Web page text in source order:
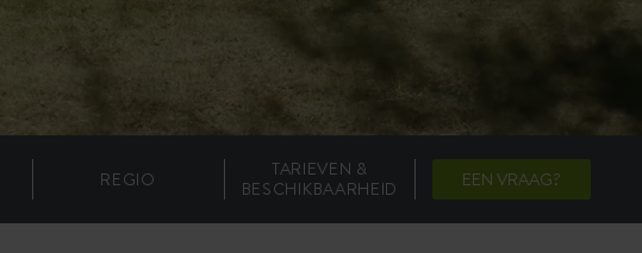
REGIO
TARIEVEN &
BESCHIKBAARHEID
EEN VRAAG?